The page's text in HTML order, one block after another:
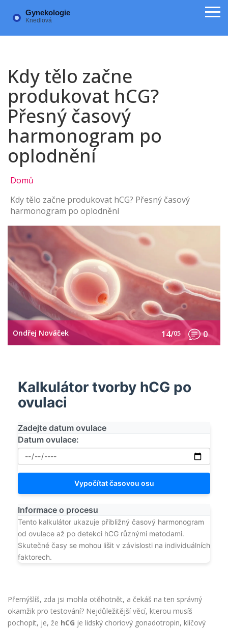
Kdy tělo začne
produkovat hCG?
Přesný časový
harmonogram po
oplodnění
Domů
Kdy tělo začne produkovat hCG? Přesný časový
harmonogram po oplodnění
Ondřej Nováček 14/05 0
Kalkulátor tvorby hCG po
ovulaci
Zadejte datum ovulace
Datum ovulace:
Vypočítat časovou osu
Informace o procesu
Tento kalkulátor ukazuje přibližný časový harmonogram
od ovulace až po detekci hCG různými metodami.
Skutečné časy se mohou lišit v závislosti na individuálních
faktorech.
Přemýšlíš, zda jsi mohla otěhotnět, a čekáš na ten správný
okamžik pro testování? Nejdůležitější věcí, kterou musíš
pochopit, je, že hCG je lidský choriový gonadotropin, klíčový